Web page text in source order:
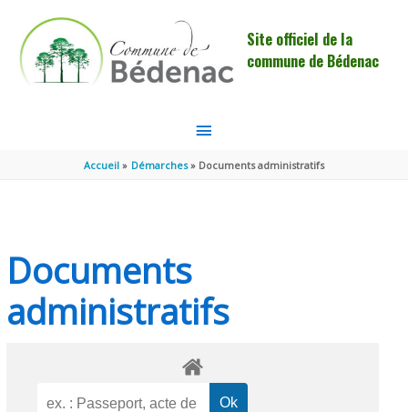
Site officiel de la
commune de Bédenac
MENU
PRINCIPAL
Accueil Démarches Documents administratifs
Documents
administratifs